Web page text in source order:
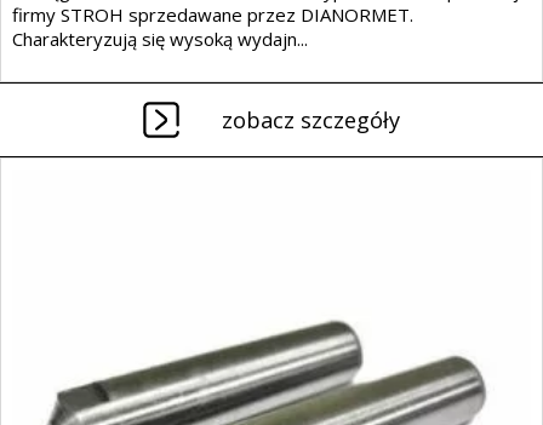
firmy STROH sprzedawane przez DIANORMET.
Charakteryzują się wysoką wydajn...
zobacz szczegóły